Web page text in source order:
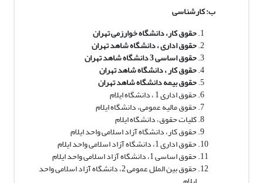
ب: کارشناسی
حقوق کار، دانشگاه خوارزمی تهران
حقوق اداری ، دانشگاه شاهد تهران
حقوق اساسی 3 دانشگاه شاهد تهران
حقوق کار ، دانشگاه شاهد تهران
حقوق بیمه دانشگاه شاهد تهران
حقوق اداری 1 ، دانشگاه ایلام
حقوق مالیه عمومی، دانشگاه ایلام
کلیات حقوق، دانشگاه ایلام
حقوق کار، دانشگاه آزاد اسلامی واحد ایلام
حقوق اداری 1، دانشگاه آزاد اسلامی واحد ایلام
حقوق اساسی 1، دانشگاه آزاد اسلامی واحد ایلام
حقوق بین الملل عمومی 2، دانشگاه آزاد اسلامی واحد